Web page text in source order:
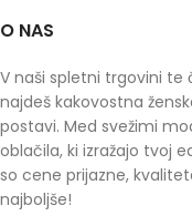
O NAS
V naši spletni trgovini te
najdeš kakovostna
postavi. Med svežimi
oblačila, ki izražajo tvoj
so cene prijazne,
najboljše!